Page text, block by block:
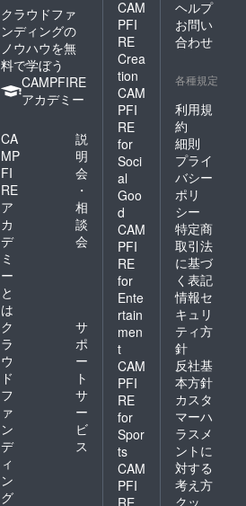
クラウドファ
ンディングの
ノウハウを無
料で学ぼう
CAMPFIRE
アカデミー
CA
MP
FI
RE
ア
カ
デ
ミ
ー
と
は
説
明
会
・
相
談
会
ク
ラ
ウ
ド
フ
ァ
ン
デ
ィ
ン
グ
サ
ポ
ー
ト
サ
ー
ビ
ス
CAM
PFI
RE
Crea
tion
CAM
PFI
RE
for
Soci
al
Goo
d
CAM
PFI
RE
for
Ente
rtain
men
t
CAM
PFI
RE
for
Spor
ts
CAM
PFI
RE
ヘルプ
お問い
合わせ
各種規定
利用規
約
細則
プライ
バシー
ポリ
シー
特定商
取引法
に基づ
く表記
情報セ
キュリ
ティ方
針
反社基
本方針
カスタ
マーハ
ラスメ
ントに
対する
考え方
クッ